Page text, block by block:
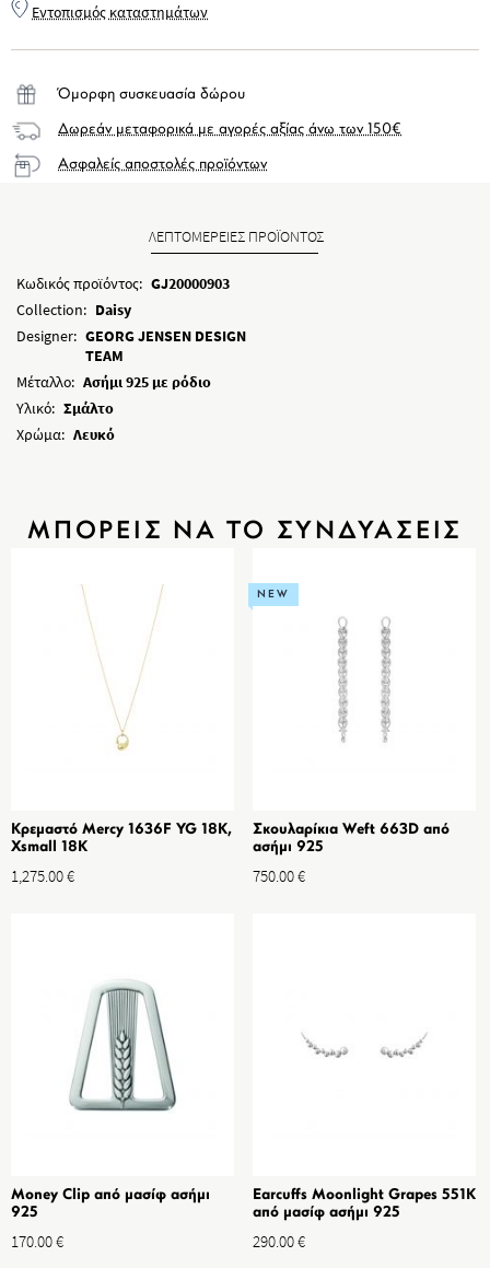
Εντοπισμός καταστημάτων
Όμορφη συσκευασία δώρου
Δωρεάν μεταφορικά με αγορές αξίας άνω των 150€
Ασφαλείς αποστολές προϊόντων
ΛΕΠΤΟΜΕΡΕΙΕΣ ΠΡΟΪΟΝΤΟΣ
Κωδικός προϊόντος: GJ20000903
Collection: Daisy
Designer: GEORG JENSEN DESIGN
TEAM
Μέταλλο: Ασήμι 925 με ρόδιο
Υλικό: Σμάλτο
Χρώμα: Λευκό
ΜΠΟΡΕΙΣ ΝΑ ΤΟ ΣΥΝΔΥΑΣΕΙΣ
Κρεμαστό Mercy 1636F YG 18K,
Xsmall 18K
1,275.00€
NEW
Σκουλαρίκια Weft 663D από
ασήμι 925
750.00€
Money Clip από μασίφ ασήμι
925
170.00€
Earcuffs Moonlight Grapes 551K
από μασίφ ασήμι 925
290.00€